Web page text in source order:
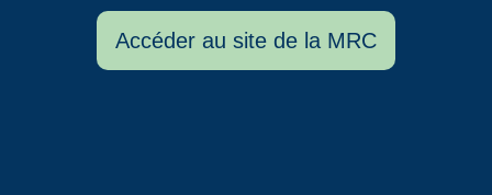
Accéder au site de la MRC